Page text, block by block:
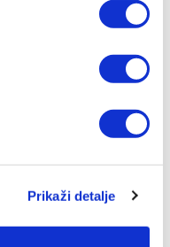
Prikaži detalje